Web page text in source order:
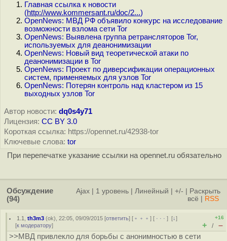
Главная ссылка к новости
(http://www.kommersant.ru/doc/2...)
OpenNews: МВД РФ объявило конкурс на исследование
возможности взлома сети Tor
OpenNews: Выявлена группа ретрансляторов Tor,
используемых для деанонимизации
OpenNews: Новый вид теоретической атаки по
деанонимизации в Tor
OpenNews: Проект по диверсификации операционных
систем, применяемых для узлов Tor
OpenNews: Потерян контроль над кластером из 15
выходных узлов Tor
Автор новости: dq0s4y71
Лицензия: CC BY 3.0
Короткая ссылка: https://opennet.ru/42938-tor
Ключевые слова: tor
При перепечатке указание ссылки на opennet.ru обязательно
Обсуждение
(94)
Ajax 1 уровень Линейный +/-
Раскрыть
всё
RSS
1.1 ,th3m3 (ok), 22:05, 09/09/2015 [ответить] [ ﹢﹢﹢] [ · · ·][↓]
[к модератору]
+16
+ / –
>>МВД привлекло для борьбы с анонимностью в сети